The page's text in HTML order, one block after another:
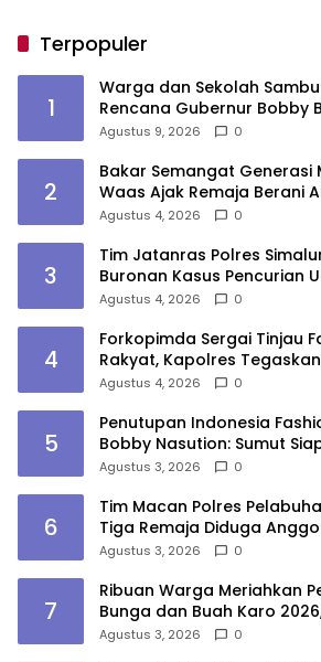
Terpopuler
1
Warga dan Sekolah
Rencana Gubernur Bobby
Lasara di Nias Utara
Agustus 9, 2026 0
2
Bakar Semangat Generasi
Waas Ajak Remaja Berani
Masa Depan
Agustus 4, 2026 0
3
Tim Jatanras Polres
Buronan Kasus Pencurian
Agustus 4, 2026 0
4
Forkopimda Sergai Tinjau
Rakyat, Kapolres
Ciptakan Lingkungan
Agustus 4, 2026 0
5
Penutupan Indonesia
Bobby Nasution: Sumut
Fashion Indonesia Lewat
Agustus 3, 2026 0
6
Tim Macan Polres
Tiga Remaja Diduga
Marelan
Agustus 3, 2026 0
7
Ribuan Warga Meriahkan
Bunga dan Buah Karo
Aman di Bawah
Agustus 3, 2026 0